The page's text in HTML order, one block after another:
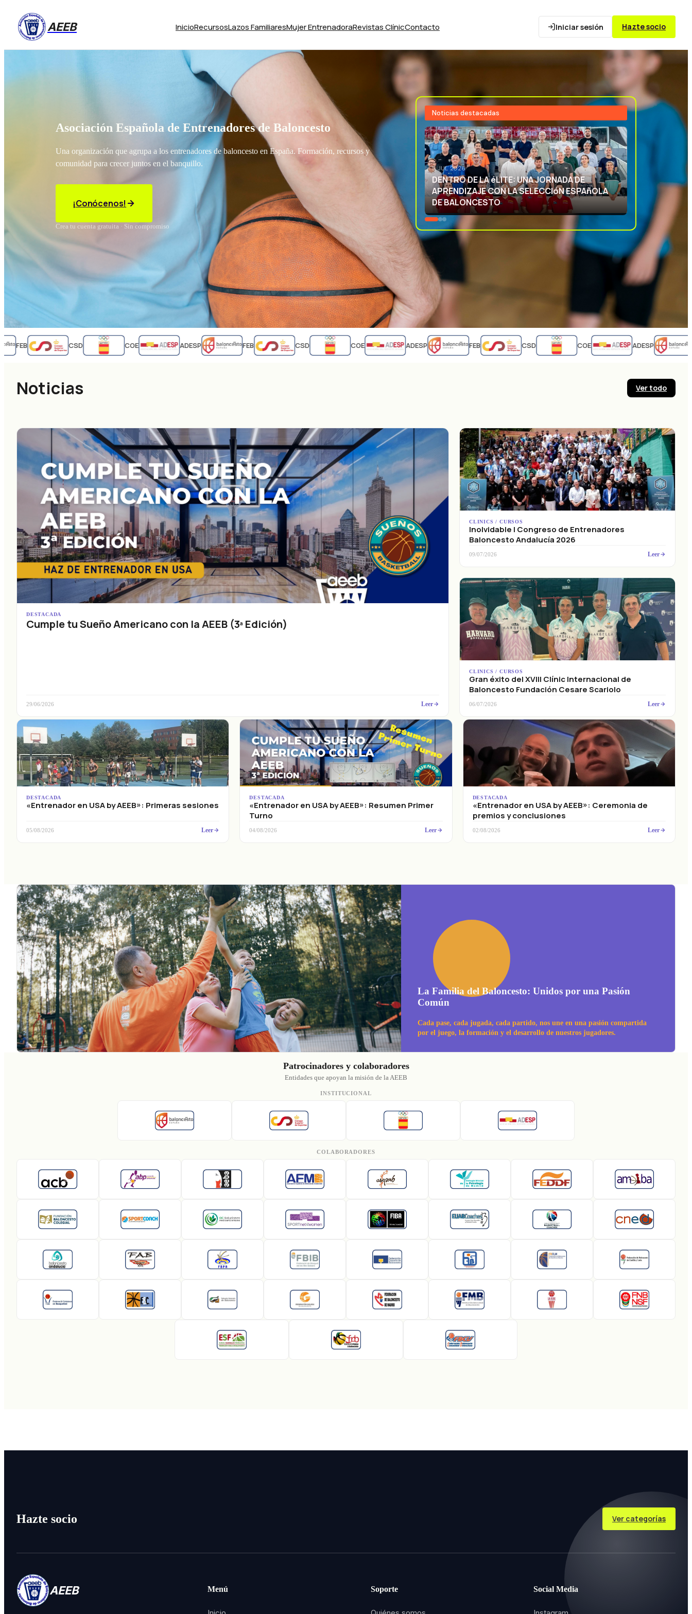
AEEB InicioRecursosLazos FamiliaresMujer EntrenadoraRevistas ClínicContacto Iniciar sesión Hazte socio
Asociación Española de Entrenadores de Baloncesto
Una organización que agrupa a los entrenadores de baloncesto en España. Formación, recursos y
comunidad para crecer juntos en el banquillo.
¡Conócenos!
Crea tu cuenta gratuita · Sin compromiso
Noticias destacadas
3 JUL 2026
EXCELENCIA DEPORTIVA: APRENDIENDO CON
LA SELECCIóN ESPAñOLA DE BALONCESTO
FEB CSD COE ADESP FEB CSD COE ADESP FEB CSD COE ADESP
Noticias Ver todo
DESTACADA
Cumple tu Sueño Americano con la AEEB (3ª Edición)
29/06/2026 Leer
CLINICS / CURSOS
Inolvidable I Congreso de Entrenadores
Baloncesto Andalucía 2026
09/07/2026 Leer
CLINICS / CURSOS
Gran éxito del XVIII Clínic Internacional de
Baloncesto Fundación Cesare Scariolo
06/07/2026 Leer
DESTACADA
«Entrenador en USA by AEEB»: Primeras sesiones
05/08/2026 Leer
DESTACADA
«Entrenador en USA by AEEB»: Resumen Primer
Turno
04/08/2026 Leer
DESTACADA
«Entrenador en USA by AEEB»: Ceremonia de
premios y conclusiones
02/08/2026 Leer
La Familia del Baloncesto: Unidos por una Pasión
Común
Cada pase, cada jugada, cada partido, nos une en una pasión compartida
por el juego, la formación y el desarrollo de nuestros jugadores.
Patrocinadores y colaboradores
Entidades que apoyan la misión de la AEEB
INSTITUCIONAL
COLABORADORES
Hazte socio Ver categorías
AEEB Menú Soporte Social Media